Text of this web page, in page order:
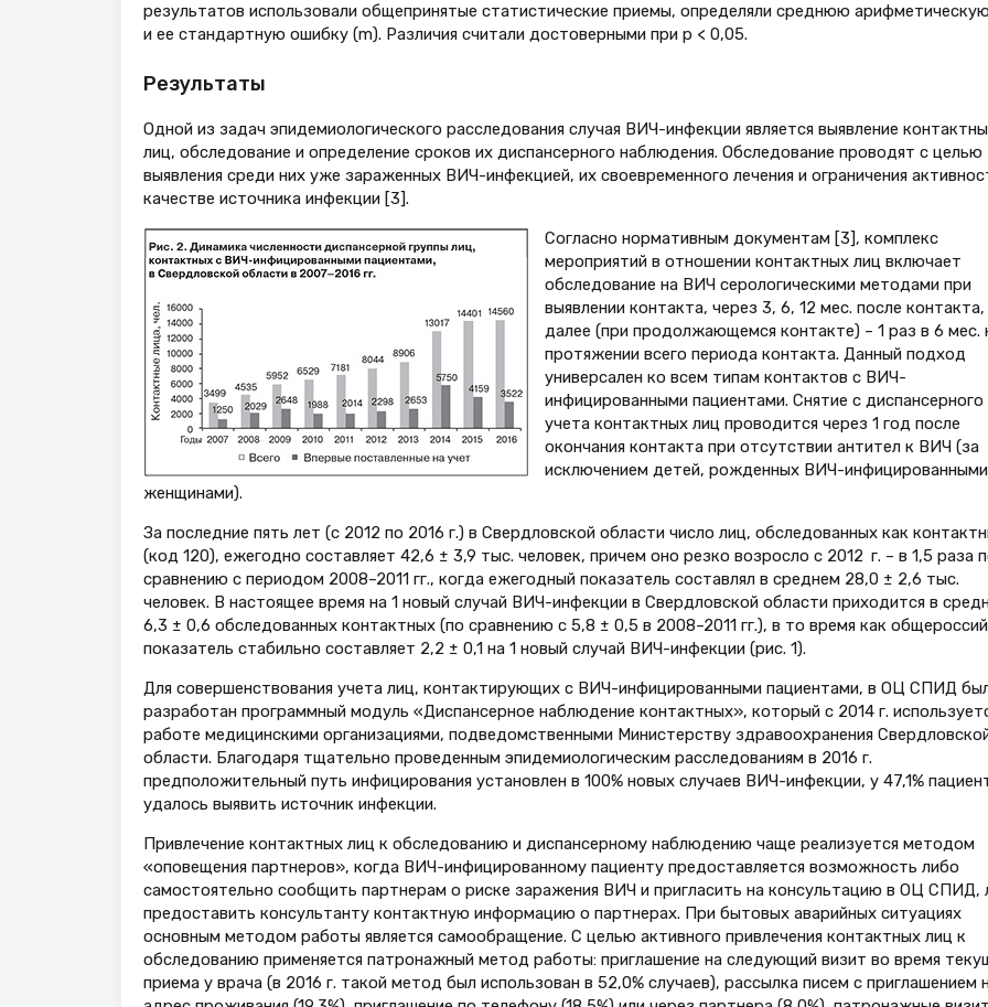
результатов использовали общепринятые статистические приемы, определяли среднюю
и ее стандартную ошибку (m). Различия считали достоверными при р < 0,05.
Результаты
Одной из задач эпидемиологического расследования случая ВИЧ-инфекции является выявление
лиц, обследование и определение сроков их диспансерного наблюдения. Обследование проводят с целью
выявления среди них уже зараженных ВИЧ-инфекцией, их своевременного лечения и ограничения
качестве источника инфекции [3].
Согласно нормативным документам [3], комплекс
мероприятий в отношении контактных лиц включает
обследование на ВИЧ серологическими методами при
выявлении контакта, через 3, 6, 12 мес. после контакта,
далее (при продолжающемся контакте) – 1 раз в 6 мес.
протяжении всего периода контакта. Данный подход
универсален ко всем типам контактов с ВИЧ-
инфицированными пациентами. Снятие с диспансерного
учета контактных лиц проводится через 1 год после
окончания контакта при отсутствии антител к ВИЧ (за
исключением детей, рожденных ВИЧ-инфицированными
женщинами).
За последние пять лет (с 2012 по 2016 г.) в Свердловской области число лиц, обследованных как
(код 120), ежегодно составляет 42,6 ± 3,9 тыс. человек, причем оно резко возросло с 2012 г. – в 1,5 раза
сравнению с периодом 2008–2011 гг., когда ежегодный показатель составлял в среднем 28,0 ± 2,6 тыс.
человек. В настоящее время на 1 новый случай ВИЧ-инфекции в Свердловской области приходится в
6,3 ± 0,6 обследованных контактных (по сравнению с 5,8 ± 0,5 в 2008–2011 гг.), в то время как
показатель стабильно составляет 2,2 ± 0,1 на 1 новый случай ВИЧ-инфекции (рис. 1).
Для совершенствования учета лиц, контактирующих с ВИЧ-инфицированными пациентами, в ОЦ СПИД
разработан программный модуль «Диспансерное наблюдение контактных», который с 2014 г.
работе медицинскими организациями, подведомственными Министерству здраво­охранения
области. Благодаря тщательно проведенным эпидемиологическим рассле­дованиям в 2016 г.
предположительный путь инфицирования установлен в 100% новых случаев ВИЧ-инфекции, у 47,1%
удалось выявить источник инфекции.
Привлечение контактных лиц к обследованию и диспансерному наблюдению чаще реализуется методом
«оповещения партнеров», когда ВИЧ-инфицированному пациенту предоставляется возможность либо
самостоятельно сообщить партнерам о риске заражения ВИЧ и пригласить на консультацию в ОЦ СПИД,
предоставить консультанту контактную информацию о партнерах. При бытовых аварийных ситуациях
основным методом работы является самообращение. С целью активного привлечения контактных лиц к
обследованию применяется патронажный метод работы: приглашение на следующий визит во время
приема у врача (в 2016 г. такой метод был использован в 52,0% случаев), рассылка писем с приглашением